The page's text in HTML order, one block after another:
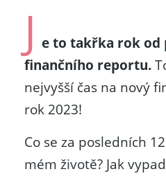
J e to takřka rok od
finančního reportu.
nejvyšší čas na nový
rok 2023!
Co se za posledních
mém životě? Jak